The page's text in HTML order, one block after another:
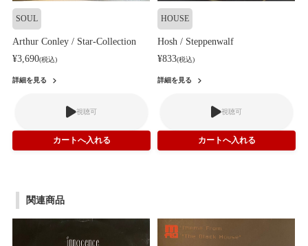
SOUL
Arthur Conley / Star-Collection
¥3,690(税込)
詳細を見る
視聴可
HOUSE
Hosh / Steppenwalf
¥833(税込)
詳細を見る
視聴可
関連商品